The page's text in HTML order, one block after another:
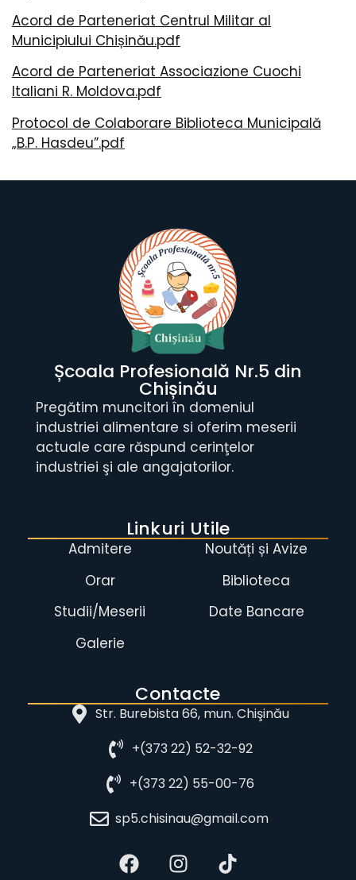
Acord de Parteneriat Centrul Militar al
Municipiului Chișinău.pdf
Acord de Parteneriat Associazione Cuochi
Italiani R. Moldova.pdf
Protocol de Colaborare Biblioteca Municipală
„B.P. Hasdeu”.pdf
Școala Profesională Nr.5 din
Chișinău
Pregătim muncitori în domeniul
industriei alimentare si oferim meserii
actuale care răspund cerinţelor
industriei şi ale angajatorilor.
Linkuri Utile
Admitere
Orar
Studii/Meserii
Galerie
Noutăți și Avize
Biblioteca
Date Bancare
Contacte
Str. Burebista 66, mun. Chişinău
+(373 22) 52-32-92
+(373 22) 55-00-76
sp5.chisinau@gmail.com